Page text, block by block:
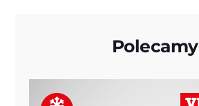
Polecamy